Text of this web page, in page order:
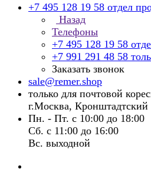
+7 495 128 19 58 отдел
Назад
Телефоны
+7 495 128 19 58
+7 991 291 48 58
Заказать звонок
sale@remer.shop
только для почтовой
г.Москва, Кронштадтский
Пн. - Пт. с 10:00 до 18:00
Сб. с 11:00 до 16:00
Вс. выходной